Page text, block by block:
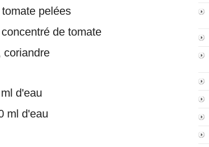
pelées
de tomate
coriandre
d'eau
ml d'eau